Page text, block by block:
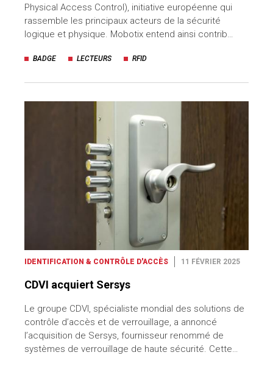
Physical Access Control), initiative européenne qui
rassemble les principaux acteurs de la sécurité
logique et physique. Mobotix entend ainsi contrib…
BADGE LECTEURS RFID
IDENTIFICATION & CONTRÔLE D'ACCÈS 11 FÉVRIER 2025
CDVI acquiert Sersys
Le groupe CDVI, spécialiste mondial des solutions de
contrôle d’accès et de verrouillage, a annoncé
l’acquisition de Sersys, fournisseur renommé de
systèmes de verrouillage de haute sécurité. Cette…